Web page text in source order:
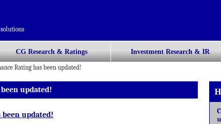
CG Research & Ratings Investment Research & IR
Rating has been updated!
updated!
been updated!